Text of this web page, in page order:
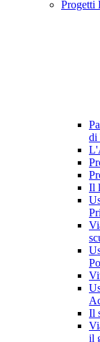
Progetti
di
Il
Il
il